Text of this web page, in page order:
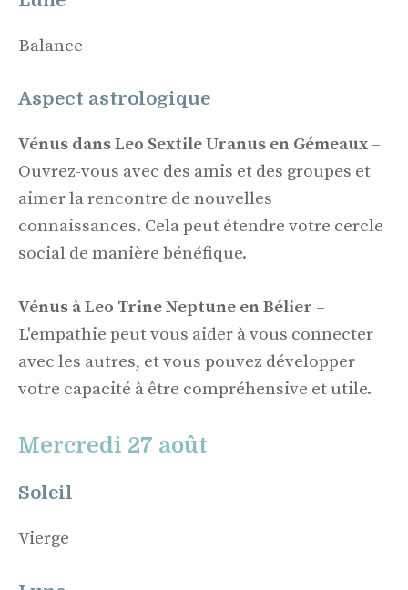
Balance
Aspect astrologique
Vénus dans Leo Sextile Uranus en Gémeaux –
Ouvrez-vous avec des amis et des groupes et
aimer la rencontre de nouvelles
connaissances. Cela peut étendre votre cercle
social de manière bénéfique.
Vénus à Leo Trine Neptune en Bélier –
L'empathie peut vous aider à vous connecter
avec les autres, et vous pouvez développer
votre capacité à être compréhensive et utile.
Mercredi 27 août
Soleil
Vierge